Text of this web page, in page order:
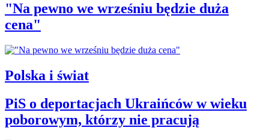
"Na pewno we wrześniu będzie duża
cena"
Polska i świat
PiS o deportacjach Ukraińców w wieku
poborowym, którzy nie pracują